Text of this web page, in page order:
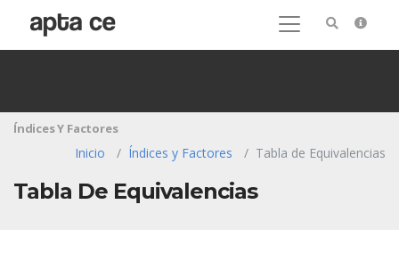
Índices Y Factores
Inicio Índices y Factores Tabla de Equivalencias
Tabla De Equivalencias